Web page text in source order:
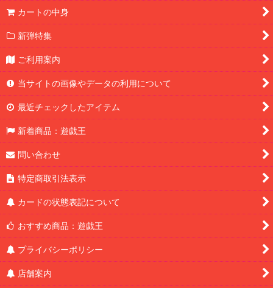
カートの中身
新弾特集
ご利用案内
当サイトの画像やデータの利用について
最近チェックしたアイテム
新着商品：遊戯王
問い合わせ
特定商取引法表示
カードの状態表記について
おすすめ商品：遊戯王
プライバシーポリシー
店舗案内